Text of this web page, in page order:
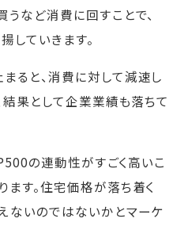
など消費に回すことで、
していきます。
ると、消費に対して減速し
結果として企業業績も落ちて
の連動性がすごく高いこ
ます。住宅価格が落ち着く
ないのではないかとマーケ